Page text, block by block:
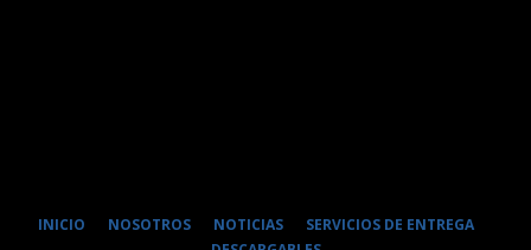
INICIO NOSOTROS NOTICIAS
SERVICIOS DE ENTREGA